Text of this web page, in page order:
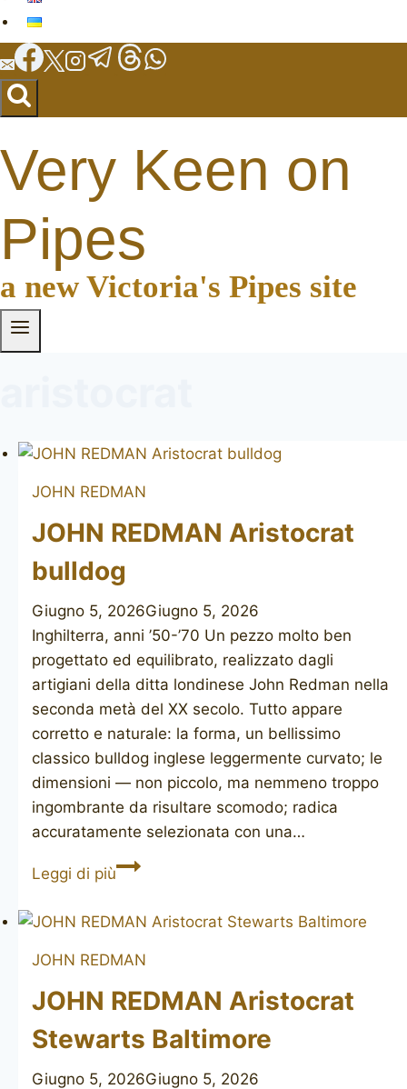
Very Keen on
Pipes
a new Victoria's Pipes site
JOHN REDMAN
JOHN REDMAN Aristocrat
bulldog
Giugno 5, 2026Giugno 5, 2026
Inghilterra, anni ’50-’70 Un pezzo molto ben
progettato ed equilibrato, realizzato dagli
artigiani della ditta londinese John Redman nella
seconda metà del XX secolo. Tutto appare
corretto e naturale: la forma, un bellissimo
classico bulldog inglese leggermente curvato; le
dimensioni — non piccolo, ma nemmeno troppo
ingombrante da risultare scomodo; radica
accuratamente selezionata con una…
Leggi di piùJOHN
Aristocrat
JOHN REDMAN
JOHN REDMAN Aristocrat
Stewarts Baltimore
Giugno 5, 2026Giugno 5, 2026